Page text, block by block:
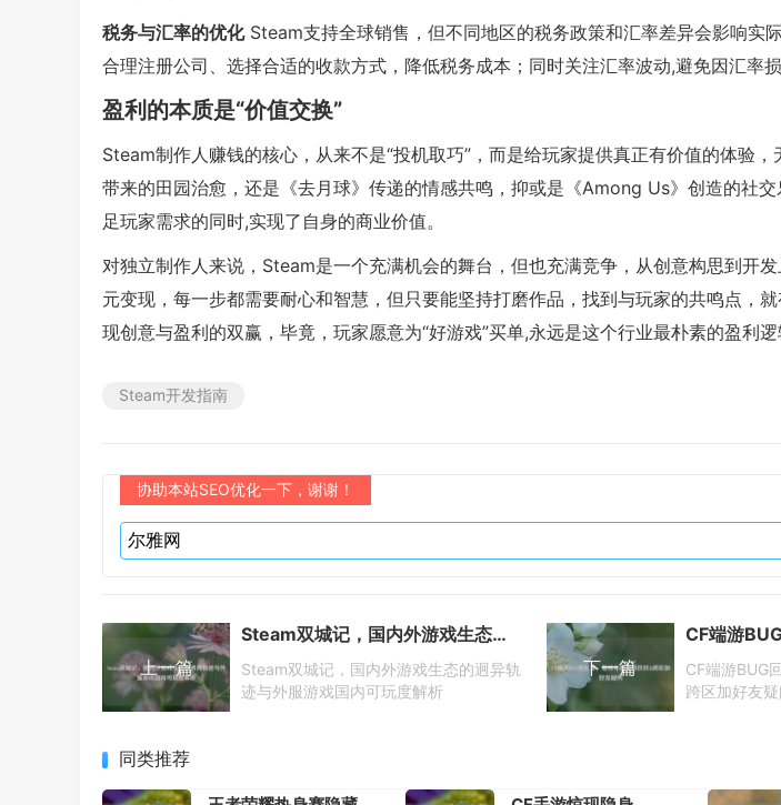
税务与汇率的优化Steam支持全球销售，但不同地区的税务政策和汇率差异会影响实
合理注册公司、选择合适的收款方式，降低税务成本；同时关注汇率波动,避免因汇率损
盈利的本质是“价值交换”
Steam制作人赚钱的核心，从来不是“投机取巧”，而是给玩家提供真正有价值的体验，
带来的田园治愈，还是《去月球》传递的情感共鸣，抑或是《Among Us》创造的社
足玩家需求的同时,实现了自身的商业价值。
对独立制作人来说，Steam是一个充满机会的舞台，但也充满竞争，从创意构思到开
元变现，每一步都需要耐心和智慧，但只要能坚持打磨作品，找到与玩家的共鸣点，
现创意与盈利的双赢，毕竟，玩家愿意为“好游戏”买单,永远是这个行业最朴素的盈利逻
Steam开发指南
协助本站SEO优化一下，谢谢！
上一篇
Steam双城记，国内外游戏生态的迥异轨迹与外服游戏国内可玩度解析
Steam双城记，国内外游戏生态的迥异轨
迹与外服游戏国内可玩度解析
下一篇
CF端游BUG
跨区加好友
同类推荐